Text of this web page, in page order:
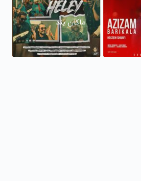
ماکان بند